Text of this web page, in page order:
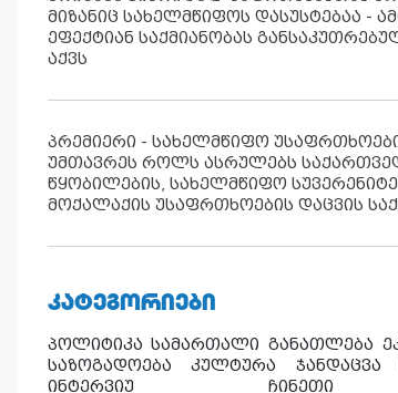
მიზანიც სახელმწიფოს დასუსტებაა -
ეფექტიან საქმიანობას
აქვს
პრემიერი - სახელმწიფო
უმთავრეს როლს ასრულებს
წყობილების, სახელმწიფო
მოქალაქის უსაფრთხოების დაცვის
ᲙᲐᲢᲔᲒᲝᲠᲘᲔᲑᲘ
პოლიტიკა სამართალი განათლება
საზოგადოება
კულტურა ჯანდაცვა
ინტერვიუ
ჩინეთი